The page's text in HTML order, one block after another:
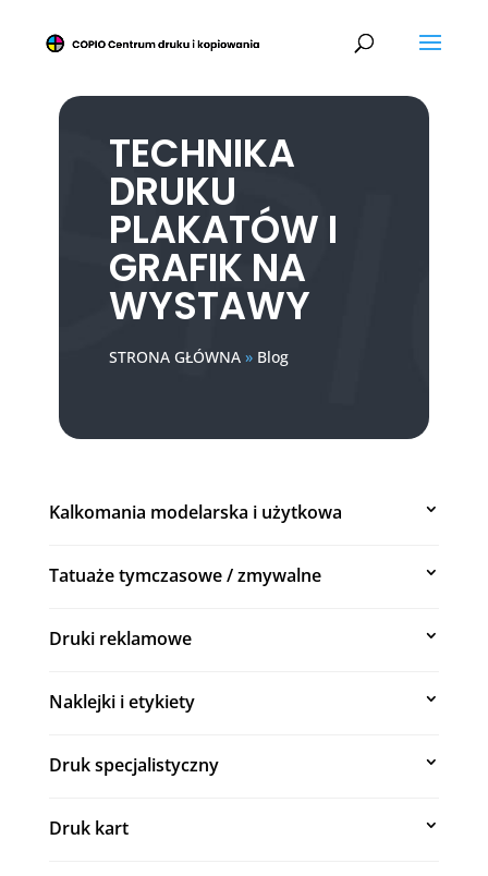
TECHNIKA
DRUKU
PLAKATÓW I
GRAFIK NA
WYSTAWY
STRONA GŁÓWNA» Blog
Kalkomania modelarska i użytkowa
Tatuaże tymczasowe / zmywalne
Druki reklamowe
Naklejki i etykiety
Druk specjalistyczny
Druk kart